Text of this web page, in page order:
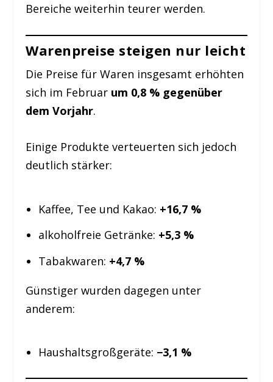
Bereiche weiterhin teurer werden.
Warenpreise steigen nur leicht
Die Preise für Waren insgesamt erhöhten
sich im Februar um 0,8 % gegenüber
dem Vorjahr.
Einige Produkte verteuerten sich jedoch
deutlich stärker:
Kaffee, Tee und Kakao: +16,7 %
alkoholfreie Getränke: +5,3 %
Tabakwaren: +4,7 %
Günstiger wurden dagegen unter
anderem:
Haushaltsgroßgeräte: −3,1 %